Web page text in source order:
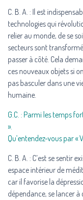
C. B. A. : Il est
technologies qui
relier au monde, de se
secteurs sont
passer à côté. Cela
ces nouveaux objets si
pas basculer dans une
humaine.
G.C. : Parmi les temps
».
Qu’entendez-vous par «
C. B. A. : C’est se sentir
espace intérieur de
car il favorise la
dépendance, se lancer